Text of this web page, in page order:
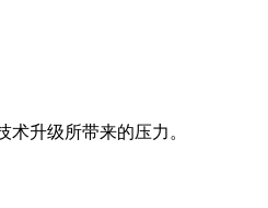
升级所带来的压力。